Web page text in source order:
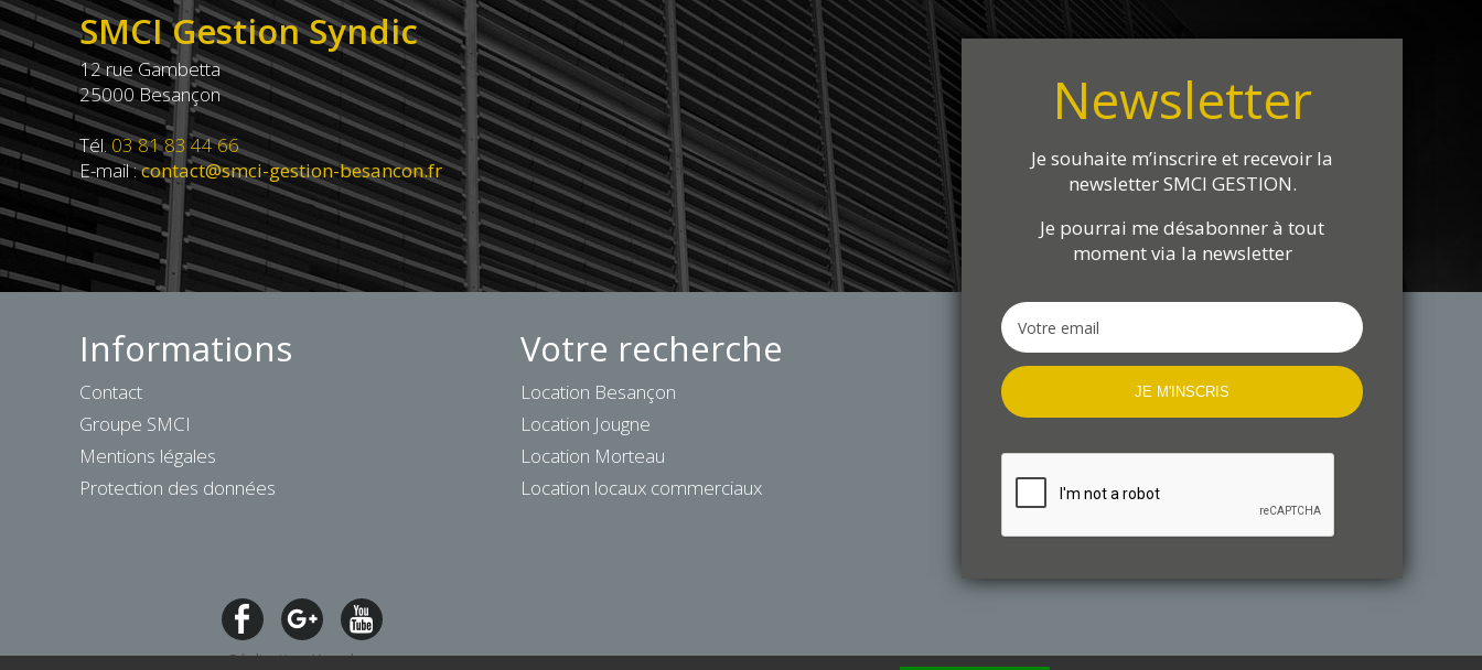
SMCI Gestion Syndic
12 rue Gambetta
25000 Besançon
Tél. 03 81 83 44 66
E-mail :contact@smci-gestion-besancon.fr
Informations
Contact
Groupe SMCI
Mentions légales
Protection des données
Votre recherche
Location Besançon
Location Jougne
Location Morteau
Location locaux commerciaux
Newsletter
Je souhaite m’inscrire et recevoir la
newsletter SMCI GESTION.
Je pourrai me désabonner à tout
moment via la newsletter
Réalisation Koredge